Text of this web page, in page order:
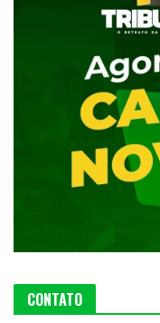
CONTATO